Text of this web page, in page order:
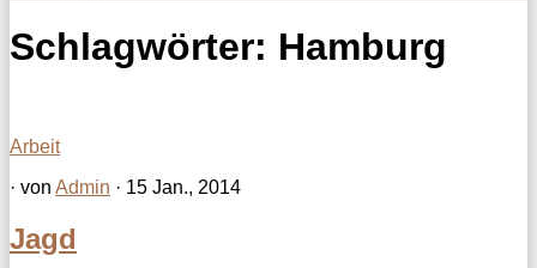
Schlagwörter: Hamburg
Arbeit
· von Admin · 15 Jan., 2014
Jagd